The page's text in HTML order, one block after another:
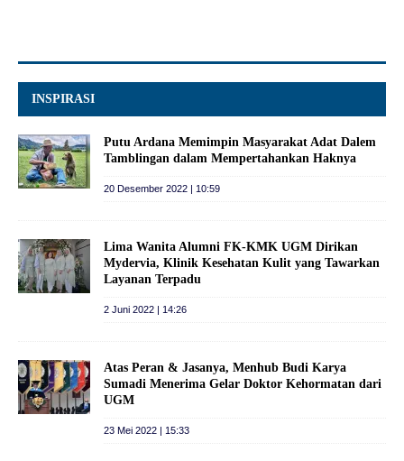
INSPIRASI
Putu Ardana Memimpin Masyarakat Adat Dalem
Tamblingan dalam Mempertahankan Haknya
20 Desember 2022 | 10:59
Lima Wanita Alumni FK-KMK UGM Dirikan
Mydervia, Klinik Kesehatan Kulit yang Tawarkan
Layanan Terpadu
2 Juni 2022 | 14:26
Atas Peran & Jasanya, Menhub Budi Karya
Sumadi Menerima Gelar Doktor Kehormatan dari
UGM
23 Mei 2022 | 15:33